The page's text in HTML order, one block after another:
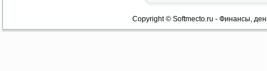
Copyright © Softmecto.ru - Финансы,